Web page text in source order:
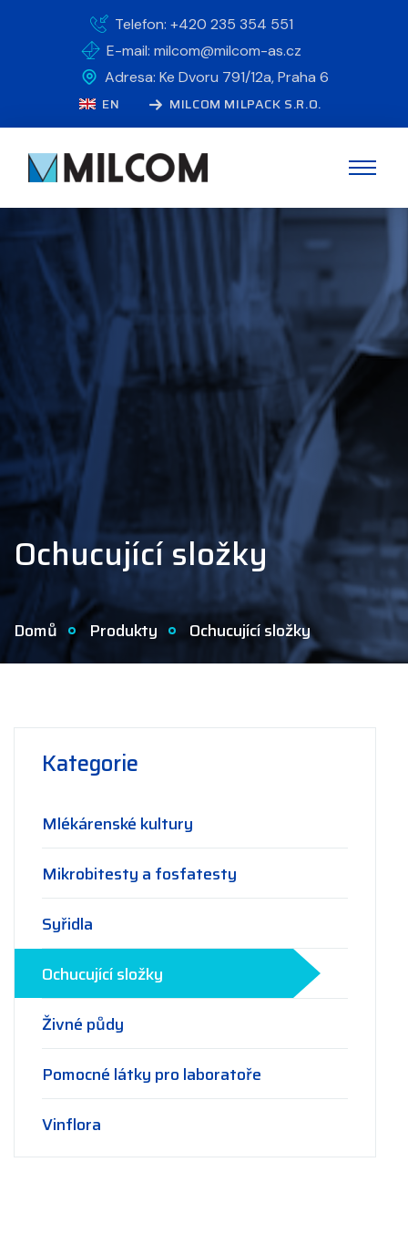
Telefon: +420 235 354 551
E-mail: milcom@milcom-as.cz
Adresa: Ke Dvoru 791/12a, Praha 6
EN MILCOM MILPACK S.R.O.
Ochucující složky
Domů Produkty Ochucující složky
Kategorie
Mlékárenské kultury
Mikrobitesty a fosfatesty
Syřidla
Ochucující složky
Živné půdy
Pomocné látky pro laboratoře
Vinflora